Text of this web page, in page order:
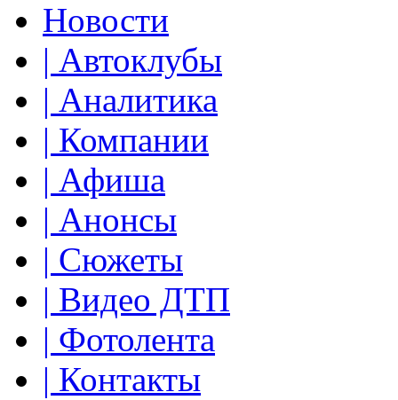
Новости
| Автоклубы
| Аналитика
| Компании
| Афиша
| Анонсы
| Сюжеты
| Видео ДТП
| Фотолента
| Контакты